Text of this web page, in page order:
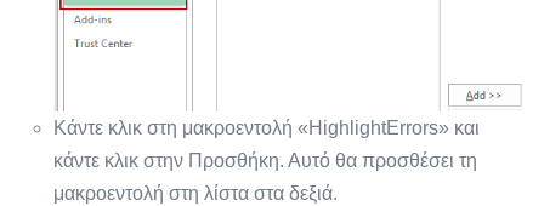
Κάντε κλικ στη μακροεντολή «HighlightErrors» και
κάντε κλικ στην Προσθήκη. Αυτό θα προσθέσει τη
μακροεντολή στη λίστα στα δεξιά.